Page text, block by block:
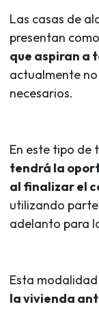
Las casas de
presentan como
que aspiran a
actualmente
necesarios.
En este tipo de
tendrá la
al finalizar el
utilizando
adelanto para
Esta
la vivienda